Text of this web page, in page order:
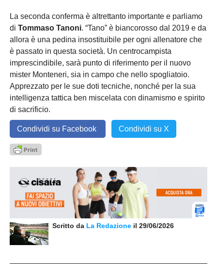
La seconda conferma è altrettanto importante e parliamo
di Tommaso Tanoni. “Tano” è biancorosso dal 2019 e da
allora è una pedina insostituibile per ogni allenatore che
è passato in questa società. Un centrocampista
imprescindibile, sarà punto di riferimento per il nuovo
mister Monteneri, sia in campo che nello spogliatoio.
Apprezzato per le sue doti tecniche, nonché per la sua
intelligenza tattica ben miscelata con dinamismo e spirito
di sacrificio.
Condividi su Facebook Condividi su X
Scritto da La Redazione il 29/06/2026